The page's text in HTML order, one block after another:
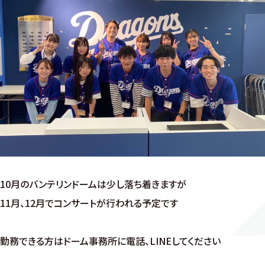
10月のバンテリンドームは少し落ち着きますが
11月、12月でコンサートが行われる予定です
勤務できる方はドーム事務所に電話、LINEしてください